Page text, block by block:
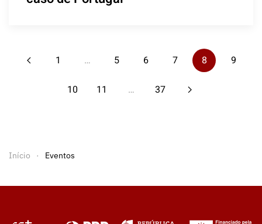
1 … 5 6 7 8 9
10 11 … 37
Início Eventos